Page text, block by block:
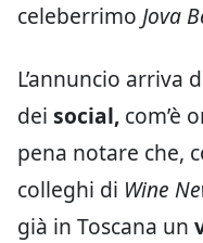
celeberrimo Jova
L’annuncio arriva
dei social, com’è
pena notare che,
colleghi di Wine
già in Toscana un